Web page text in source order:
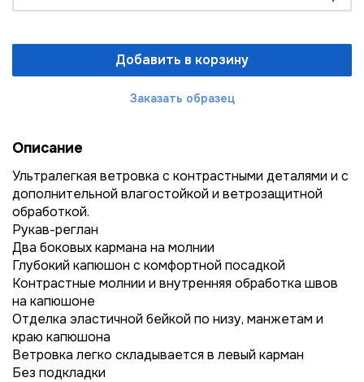
Добавить в корзину
Заказать образец
Описание
Ультралегкая ветровка с контрастными деталями и с
дополнительной влагостойкой и ветрозащитной
обработкой.
Рукав-реглан
Два боковых кармана на молнии
Глубокий капюшон с комфортной посадкой
Контрастные молнии и внутренняя обработка швов
на капюшоне
Отделка эластичной бейкой по низу, манжетам и
краю капюшона
Ветровка легко складывается в левый карман
Без подкладки